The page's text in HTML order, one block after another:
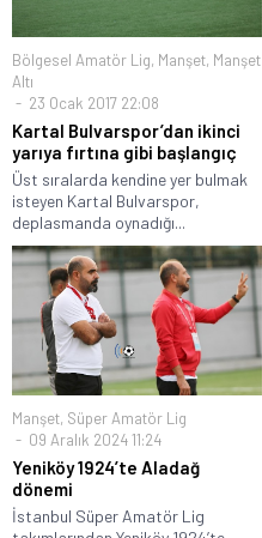
Bölgesel Amatör Lig, Manşet, Manşet
Altı
23 Ocak 2017 22:08
Kartal Bulvarspor’dan ikinci
yarıya fırtına gibi başlangıç
Üst sıralarda kendine yer bulmak
isteyen Kartal Bulvarspor,
deplasmanda oynadığı...
Manşet, Süper Amatör Lig
09 Aralık 2024 11:24
Yeniköy 1924’te Aladağ
dönemi
İstanbul Süper Amatör Lig